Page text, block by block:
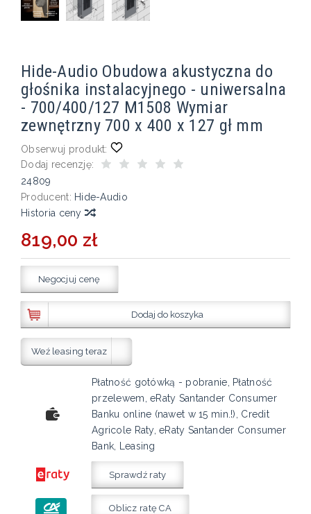
Hide-Audio Obudowa akustyczna do
głośnika instalacyjnego - uniwersalna
- 700/400/127 M1508 Wymiar
zewnętrzny 700 x 400 x 127 gł mm
Obserwuj produkt:
Dodaj recenzję:
24809
Producent: Hide-Audio
Historia ceny
819,00 zł
Negocjuj cenę
Dodaj do koszyka
Weź leasing teraz
Płatność gotówką - pobranie, Płatność
przelewem, eRaty Santander Consumer
Banku online (nawet w 15 min.!), Credit
Agricole Raty, eRaty Santander Consumer
Bank, Leasing
Sprawdź raty
Oblicz ratę CA